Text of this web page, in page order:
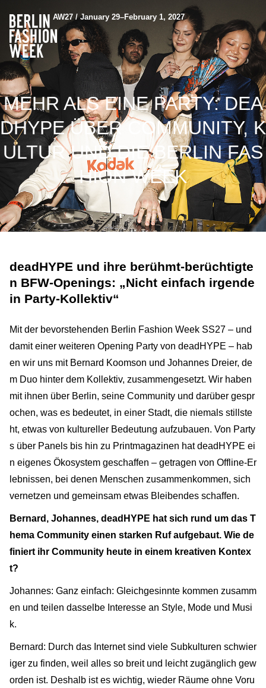
AW27 / January 29–February 1, 2027
MEHR ALS EINE PARTY: DEA
DHYPE ÜBER COMMUNITY, K
ULTUR UND DIE BERLIN FAS
HION WEEK
deadHYPE und ihre berühmt-berüchtigte
n BFW-Openings: „Nicht einfach irgende
in Party-Kollektiv“
Mit der bevorstehenden Berlin Fashion Week SS27 – und
damit einer weiteren Opening Party von deadHYPE – hab
en wir uns mit Bernard Koomson und Johannes Dreier, de
m Duo hinter dem Kollektiv, zusammengesetzt. Wir haben
mit ihnen über Berlin, seine Community und darüber gespr
ochen, was es bedeutet, in einer Stadt, die niemals stillste
ht, etwas von kultureller Bedeutung aufzubauen. Von Party
s über Panels bis hin zu Printmagazinen hat deadHYPE ei
n eigenes Ökosystem geschaffen – getragen von Offline-Er
lebnissen, bei denen Menschen zusammenkommen, sich
vernetzen und gemeinsam etwas Bleibendes schaffen.
Bernard, Johannes, deadHYPE hat sich rund um das T
hema Community einen starken Ruf aufgebaut. Wie de
finiert ihr Community heute in einem kreativen Kontex
t?
Johannes: Ganz einfach: Gleichgesinnte kommen zusamm
en und teilen dasselbe Interesse an Style, Mode und Musi
k.
Bernard: Durch das Internet sind viele Subkulturen schwier
iger zu finden, weil alles so breit und leicht zugänglich gew
orden ist. Deshalb ist es wichtig, wieder Räume ohne Voru